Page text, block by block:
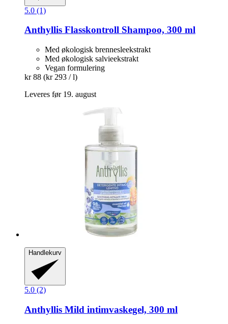
5.0 (1)
Anthyllis Flasskontroll Shampoo, 300 ml
Med økologisk brennesleekstrakt
Med økologisk salvieekstrakt
Vegan formulering
kr 88 (kr 293 / l)
Leveres før 19. august
Handlekurv
5.0 (2)
Anthyllis Mild intimvaskegel, 300 ml